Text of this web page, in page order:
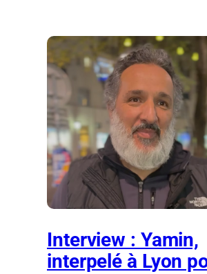
Interview : Yamin,
interpelé à Lyon